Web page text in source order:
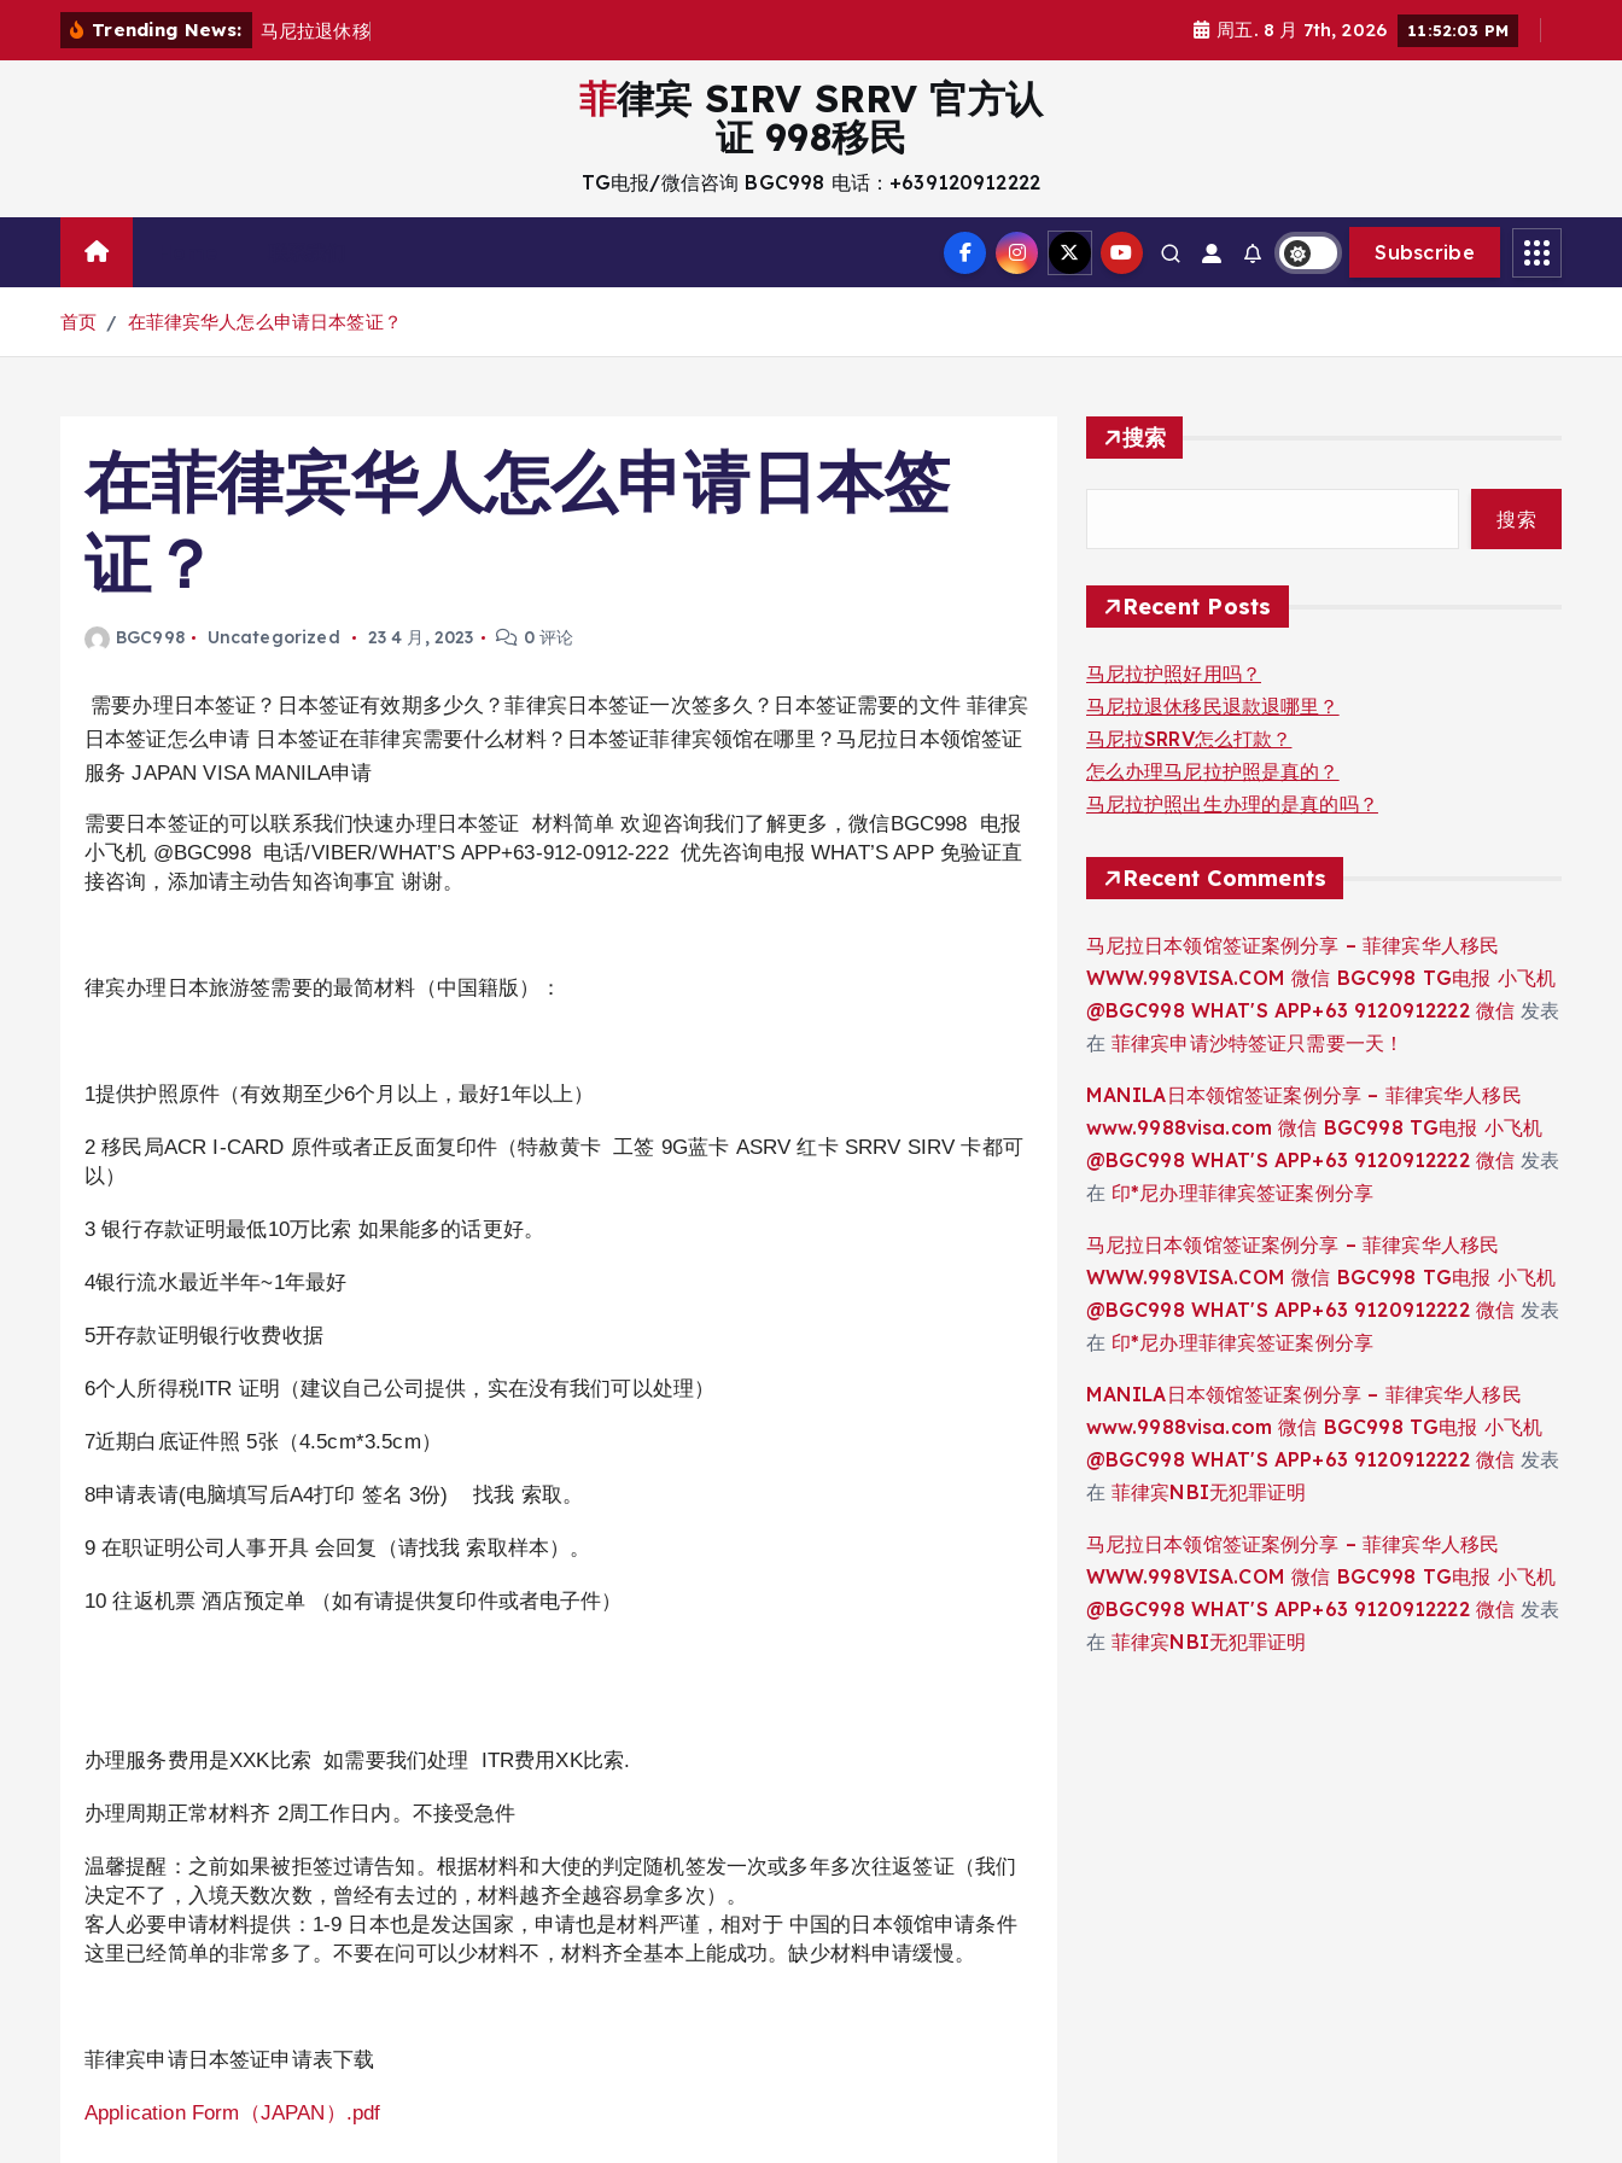
Trending News: 马 尼拉退休移 周五. 8 月 7th, 2026 11:52:04 PM
菲律宾 SIRV SRRV 官方认
证 998移民
TG电报/微信咨询 BGC998 电话：+639120912222
Subscribe
首页 在菲律宾华人怎么申请日本签证？
在菲律宾华人怎么申请日本签
证？
BGC998 Uncategorized 23 4 月, 2023 0 评论
需要办理日本签证？日本签证有效期多少久？菲律宾日本签证一次签多久？日本签证需要的文件 菲律宾
日本签证怎么申请 日本签证在菲律宾需要什么材料？日本签证菲律宾领馆在哪里？马尼拉日本领馆签证
服务 JAPAN VISA MANILA申请
需要日本签证的可以联系我们快速办理日本签证 材料简单 欢迎咨询我们了解更多，微信BGC998 电报
小飞机 @BGC998 电话/VIBER/WHAT’S APP+63-912-0912-222 优先咨询电报 WHAT’S APP 免验证直
接咨询，添加请主动告知咨询事宜 谢谢。
律宾办理日本旅游签需要的最简材料（中国籍版）：
1提供护照原件（有效期至少6个月以上，最好1年以上）
2 移民局ACR I-CARD 原件或者正反面复印件（特赦黄卡 工签 9G蓝卡 ASRV 红卡 SRRV SIRV 卡都可
以）
3 银行存款证明最低10万比索 如果能多的话更好。
4银行流水最近半年~1年最好
5开存款证明银行收费收据
6个人所得税ITR 证明（建议自己公司提供，实在没有我们可以处理）
7近期白底证件照 5张（4.5cm*3.5cm）
8申请表请(电脑填写后A4打印 签名 3份) 找我 索取。
9 在职证明公司人事开具 会回复（请找我 索取样本）。
10 往返机票 酒店预定单 （如有请提供复印件或者电子件）
办理服务费用是XXK比索 如需要我们处理 ITR费用XK比索.
办理周期正常材料齐 2周工作日内。不接受急件
温馨提醒：之前如果被拒签过请告知。根据材料和大使的判定随机签发一次或多年多次往返签证（我们
决定不了，入境天数次数，曾经有去过的，材料越齐全越容易拿多次）。
客人必要申请材料提供：1-9 日本也是发达国家，申请也是材料严谨，相对于 中国的日本领馆申请条件
这里已经简单的非常多了。不要在问可以少材料不，材料齐全基本上能成功。缺少材料申请缓慢。
菲律宾申请日本签证申请表下载
Application Form（JAPAN）.pdf
搜索
搜索
Recent Posts
马尼拉护照好用吗？
马尼拉退休移民退款退哪里？
马尼拉SRRV怎么打款？
怎么办理马尼拉护照是真的？
马尼拉护照出生办理的是真的吗？
Recent Comments
马尼拉日本领馆签证案例分享 – 菲律宾华人移民
WWW.998VISA.COM 微信 BGC998 TG电报 小飞机
@BGC998 WHAT'S APP+63 9120912222 微信 发表
在 菲律宾申请沙特签证只需要一天！
MANILA日本领馆签证案例分享 – 菲律宾华人移民
www.9988visa.com 微信 BGC998 TG电报 小飞机
@BGC998 WHAT'S APP+63 9120912222 微信 发表
在 印*尼办理菲律宾签证案例分享
马尼拉日本领馆签证案例分享 – 菲律宾华人移民
WWW.998VISA.COM 微信 BGC998 TG电报 小飞机
@BGC998 WHAT'S APP+63 9120912222 微信 发表
在 印*尼办理菲律宾签证案例分享
MANILA日本领馆签证案例分享 – 菲律宾华人移民
www.9988visa.com 微信 BGC998 TG电报 小飞机
@BGC998 WHAT'S APP+63 9120912222 微信 发表
在 菲律宾NBI无犯罪证明
马尼拉日本领馆签证案例分享 – 菲律宾华人移民
WWW.998VISA.COM 微信 BGC998 TG电报 小飞机
@BGC998 WHAT'S APP+63 9120912222 微信 发表
在 菲律宾NBI无犯罪证明